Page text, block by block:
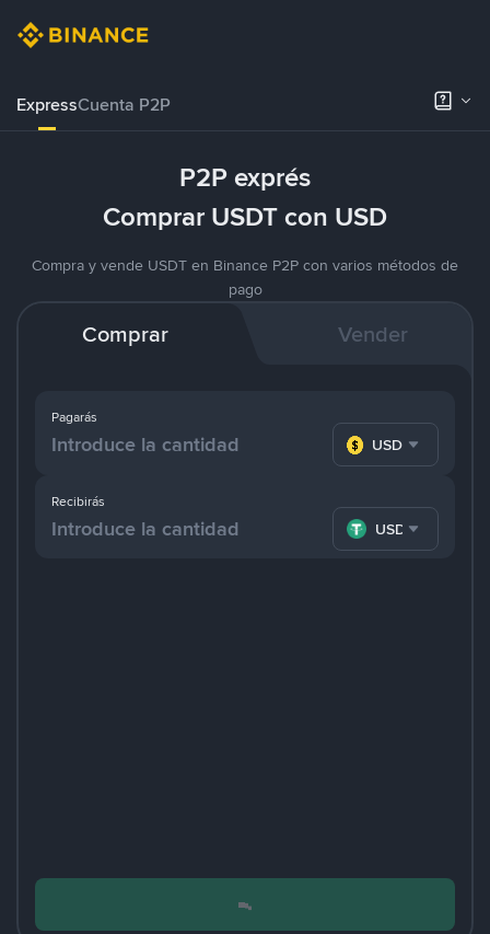
ExpressCuenta P2P
P2P exprés
Comprar USDT con USD
Compra y vende USDT en Binance P2P con varios métodos de
pago
Comprar Vender
Pagarás
USD
Recibirás
USDT